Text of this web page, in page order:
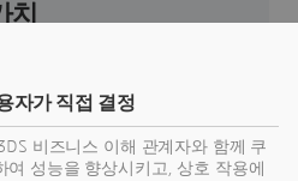
치
아보세요
요
자가 직접 결정
비즈니스 이해 관계자와 함께 쿠
성능을 향상시키고, 상호 작용에